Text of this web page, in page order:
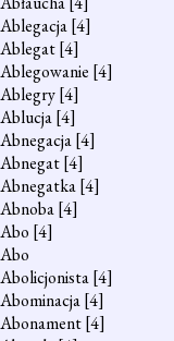
Ablegacja[4]
Ablegat[4]
Ablegowanie [4]
Ablegry[4]
Ablucja[4]
Abnegacja[4]
Abnegat[4]
Abnegatka[4]
Abnoba[4]
Abo [4]
Abo
Abolicjonista[4]
Abominacja[4]
Abonament[4]